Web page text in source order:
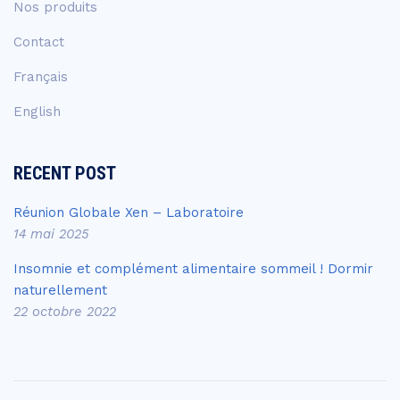
Nos produits
Contact
Français
English
RECENT POST
Réunion Globale Xen – Laboratoire
14 mai 2025
Insomnie et complément alimentaire sommeil ! Dormir
naturellement
22 octobre 2022